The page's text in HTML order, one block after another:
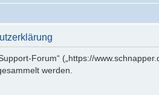
Forum“ („https://
werden.